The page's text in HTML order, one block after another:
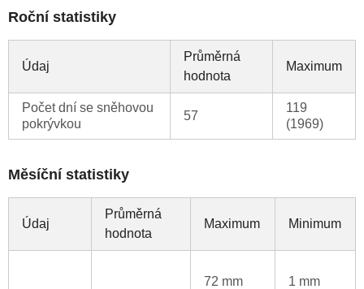
Roční statistiky
Údaj
Průměrná
hodnota
Maximum
Počet dní se sněhovou
pokrývkou
57
119
(1969)
Měsíční statistiky
Údaj
Průměrná
hodnota
Maximum Minimum
72 mm
1 mm